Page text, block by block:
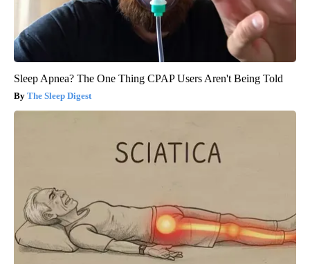
Sleep Apnea? The One Thing CPAP Users Aren't Being Told
The Sleep Digest